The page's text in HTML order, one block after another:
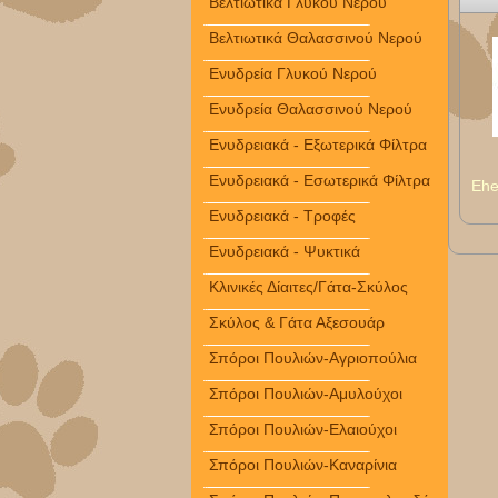
Βελτιωτικά Θαλασσινού Νερού
Ενυδρεία Γλυκού Νερού
Ενυδρεία Θαλασσινού Νερού
Ενυδρειακά - Εξωτερικά Φίλτρα
Ενυδρειακά - Εσωτερικά Φίλτρα
Ενυδρειακά - Τροφές
Ενυδρειακά - Ψυκτικά
Κλινικές Δίαιτες/Γάτα-Σκύλος
Σκύλος & Γάτα Αξεσουάρ
Σπόροι Πουλιών-Αγριοπούλια
Σπόροι Πουλιών-Αμυλούχοι
Σπόροι Πουλιών-Ελαιούχοι
Σπόροι Πουλιών-Καναρίνια